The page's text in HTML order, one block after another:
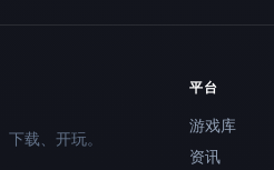
载、开玩。
平台
游戏库
资讯